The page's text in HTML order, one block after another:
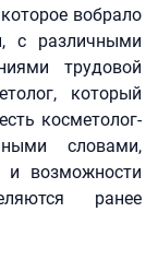
вобрало
с различными
трудовой
который
косметолог-
словами,
и возможности
ранее